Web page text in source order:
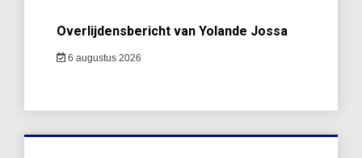
Overlijdensbericht van Yolande Jossa
6 augustus 2026